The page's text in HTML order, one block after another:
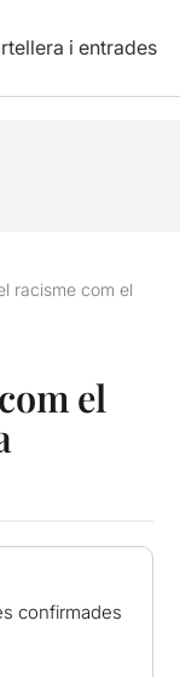
i entrades
racisme com el
el
confirmades